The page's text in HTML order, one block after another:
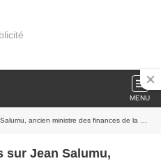
MENU
ministre des finances de la province du Lomami.
sur Jean Salumu,